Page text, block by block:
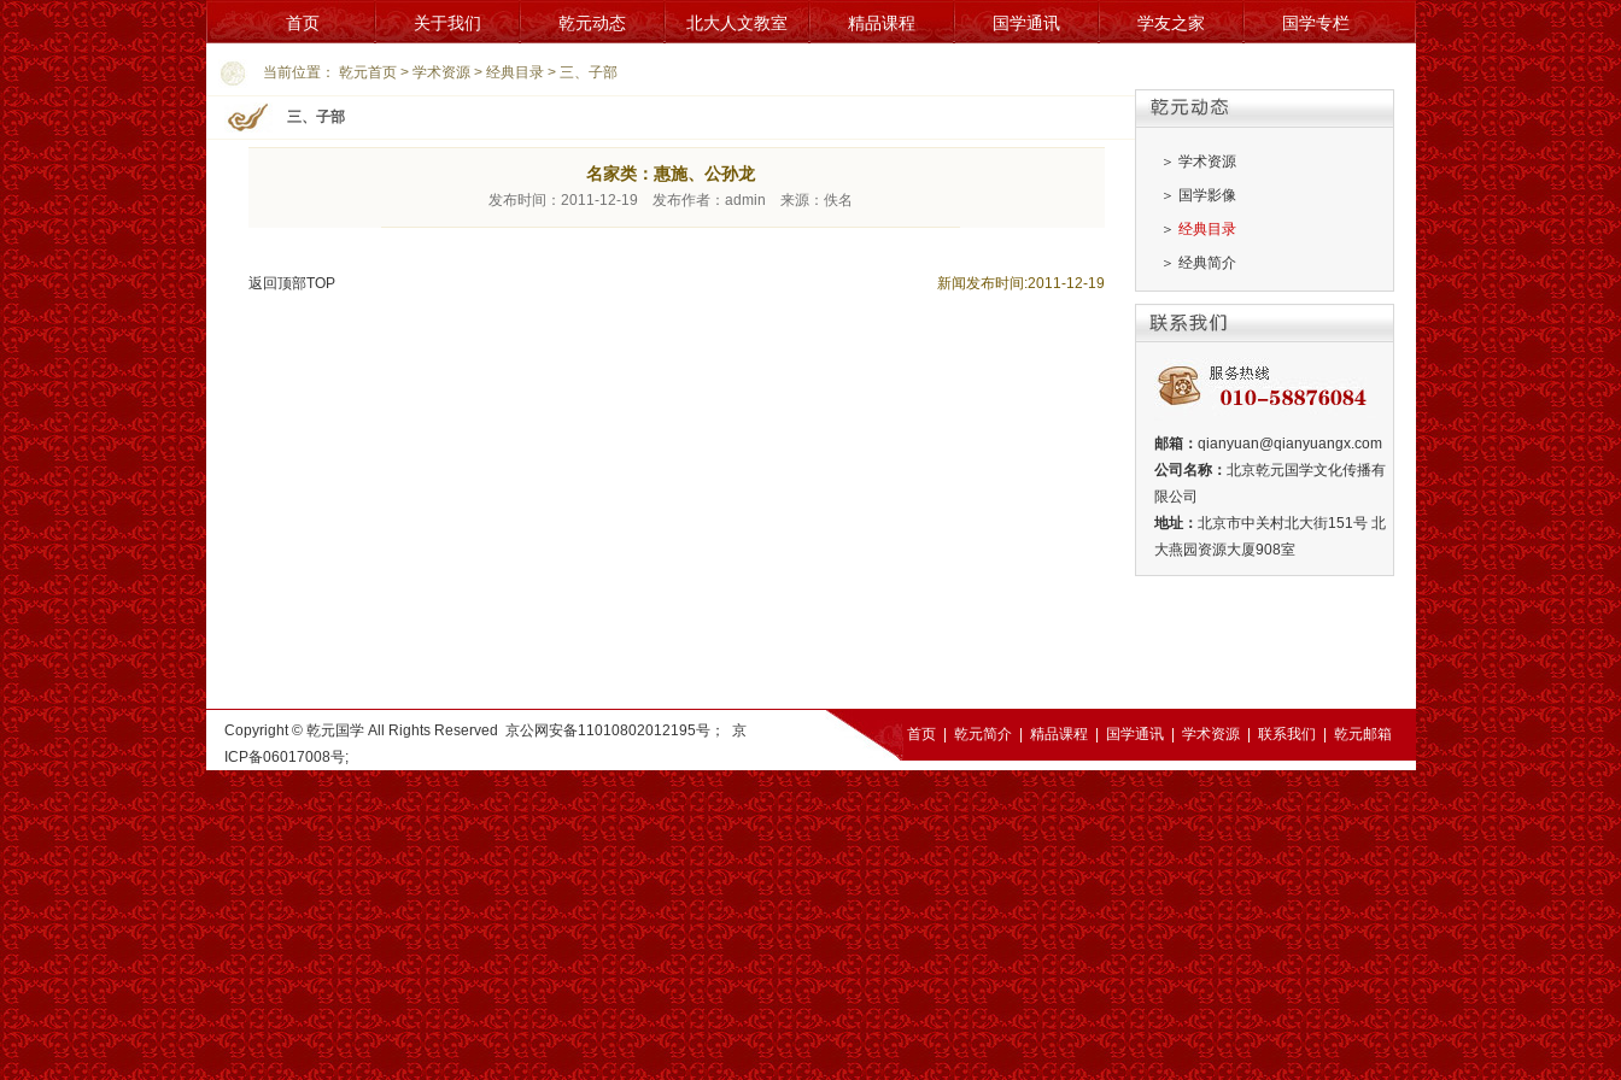
首页 关于我们 乾元动态 北大人文教室 精品课程 国学通讯 学友之家 国学专栏
当前位置： 乾元首页> 学术资源> 经典目录> 三、子部
三、子部
名家类：惠施、公孙龙
发布时间：2011-12-19 发布作者：admin 来源：佚名
新闻发布时间:2011-12-19
返回顶部TOP
＞ 学术资源
＞ 国学影像
＞ 经典目录
＞ 经典简介
邮箱： qianyuan@qianyuangx.com
公司名称： 北京乾元国学文化传播有
限公司
地址： 北京市中关村北大街151号 北
大燕园资源大厦908室
Copyright © 乾元国学 All Rights Reserved 京公网安备11010802012195号； 京
ICP备06017008号;
首页| 乾元简介| 精品课程 国学通讯| 学术资源| 联系我们 乾元邮箱